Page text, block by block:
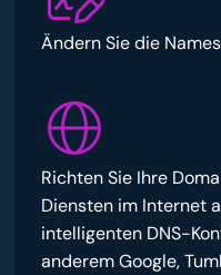
Ändern Sie die
Richten Sie Ihre
Diensten im Internet
intelligenten DNS-
anderem Google,